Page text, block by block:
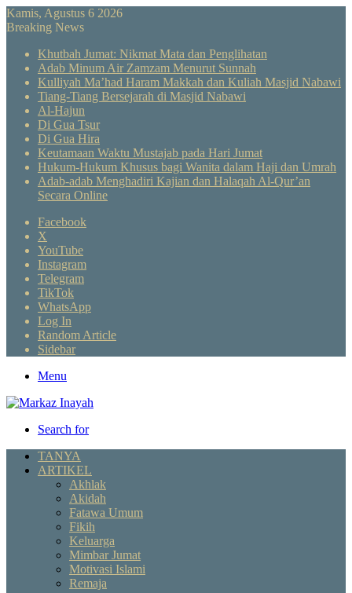
Kamis, Agustus 6 2026
Breaking News
Khutbah Jumat: Nikmat Mata dan Penglihatan
Adab Minum Air Zamzam Menurut Sunnah
Kulliyah Ma’had Haram Makkah dan Kuliah Masjid Nabawi
Tiang-Tiang Bersejarah di Masjid Nabawi
Al-Hajun
Di Gua Tsur
Di Gua Hira
Keutamaan Waktu Mustajab pada Hari Jumat
Hukum-Hukum Khusus bagi Wanita dalam Haji dan Umrah
Adab-adab Menghadiri Kajian dan Halaqah Al-Qur’an
Secara Online
Facebook
X
YouTube
Instagram
Telegram
TikTok
WhatsApp
Log In
Random Article
Sidebar
Menu
Search for
TANYA
ARTIKEL
Akhlak
Akidah
Fatawa Umum
Fikih
Keluarga
Mimbar Jumat
Motivasi Islami
Remaja